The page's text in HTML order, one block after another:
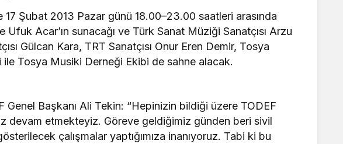
17 Şubat 2013 Pazar günü 18.00–23.00 saatleri arasında
Acar’ın sunacağı ve Türk Sanat Müziği Sanatçısı Arzu
Gülcan Kara, TRT Sanatçısı Onur Eren Demir, Tosya
ile Tosya Musiki Derneği Ekibi de sahne alacak.
Genel Başkanı Ali Tekin: “Hepinizin bildiği üzere TODEF
devam etmekteyiz. Göreve geldiğimiz günden beri sivil
çalışmalar yaptığımıza inanıyoruz. Tabi ki bu